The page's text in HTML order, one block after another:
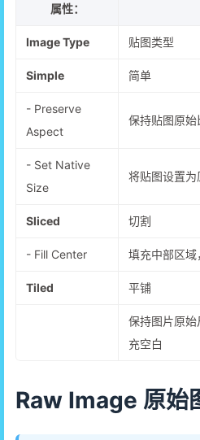
属性：
Image Type 贴图类型
Simple 简单
- Preserve
Aspect
保持贴图原始
- Set Native
Size
将贴图设置为
Sliced 切割
- Fill Center 填充中部区
Tiled 平铺
保持图片原
充空白
Raw Image 原始